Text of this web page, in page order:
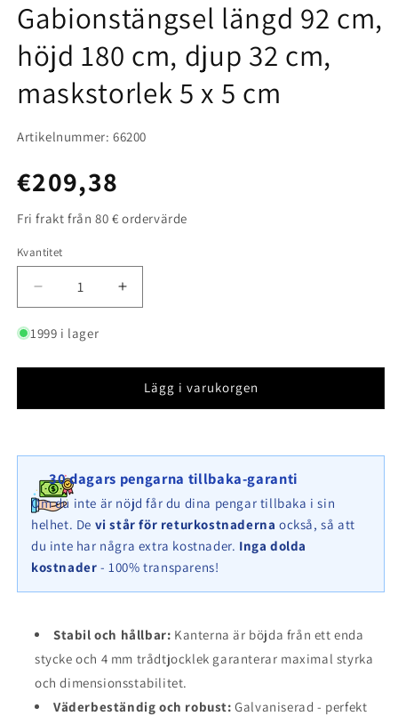
Gabionstängsel längd 92 cm,
höjd 180 cm, djup 32 cm,
maskstorlek 5 x 5 cm
Artikelnummer: 66200
Ordinarie
pris
€209,38
Fri frakt från 80 € ordervärde
Kvantitet
Kvantitet
Minska
kvantitet
för
längd
cm,
cm,
djup
32
cm,
maskstorlek
5
x
5
Öka
kvantitet
längd
cm,
cm,
djup
32
cm,
maskstorlek
5
x
5
1999 i lager
Lägg i varukorgen
30 dagars pengarna tillbaka-garanti
Om du inte är nöjd får du dina pengar tillbaka i sin
helhet. De vi står för returkostnaderna också, så att
du inte har några extra kostnader. Inga dolda
kostnader - 100% transparens!
Stabil och hållbar: Kanterna är böjda från ett enda
stycke och 4 mm trådtjocklek garanterar maximal styrka
och dimensionsstabilitet.
Väderbeständig och robust: Galvaniserad - perfekt